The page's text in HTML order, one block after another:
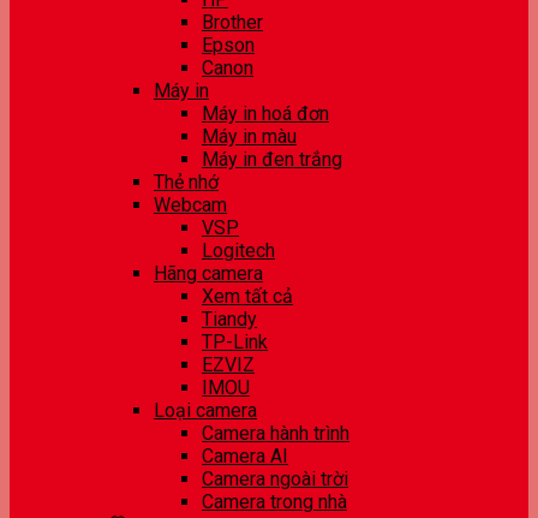
Brother
Epson
Canon
Máy in
Máy in hoá đơn
Máy in màu
Máy in đen trắng
Thẻ nhớ
Webcam
VSP
Logitech
Hãng camera
Xem tất cả
Tiandy
TP-Link
EZVIZ
IMOU
Loại camera
Camera hành trình
Camera AI
Camera ngoài trời
Camera trong nhà